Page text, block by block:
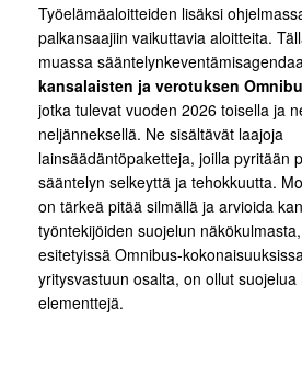
Työelämäaloitteiden lisäksi
palkansaajiin vaikuttavia aloitteita.
muassa
kansalaisten ja verotuksen
jotka tulevat vuoden 2026 toisella ja
neljänneksellä. Ne sisältävät laajoja
lainsäädäntöpaketteja, joilla pyritään
sääntelyn selkeyttä ja tehokkuutta.
on tärkeä pitää silmällä ja arvioida
työntekijöiden suojelun
esitetyissä Omnibus-
yritysvastuun osalta, on ollut suojelua
elementtejä.